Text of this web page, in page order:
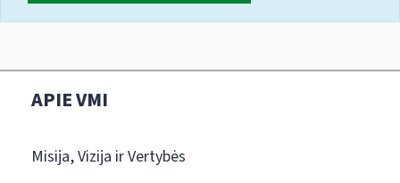
APIE VMI
Misija, Vizija ir Vertybės